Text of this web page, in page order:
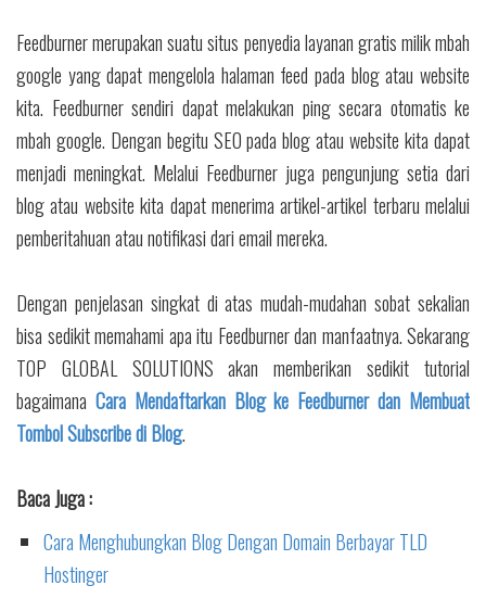
Feedburner merupakan suatu situs penyedia layanan gratis milik mbah
google yang dapat mengelola halaman feed pada blog atau website
kita. Feedburner sendiri dapat melakukan ping secara otomatis ke
mbah google. Dengan begitu SEO pada blog atau website kita dapat
menjadi meningkat. Melalui Feedburner juga pengunjung setia dari
blog atau website kita dapat menerima artikel-artikel terbaru melalui
pemberitahuan atau notifikasi dari email mereka.
Dengan penjelasan singkat di atas mudah-mudahan sobat sekalian
bisa sedikit memahami apa itu Feedburner dan manfaatnya. Sekarang
TOP GLOBAL SOLUTIONS akan memberikan sedikit tutorial
bagaimana Cara Mendaftarkan Blog ke Feedburner dan Membuat
Tombol Subscribe di Blog.
Baca Juga :
Cara Menghubungkan Blog Dengan Domain Berbayar TLD
Hostinger